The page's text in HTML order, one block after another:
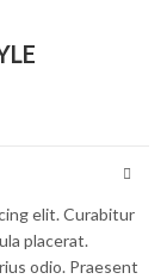
elit. Curabitur
placerat.
odio. Praesent